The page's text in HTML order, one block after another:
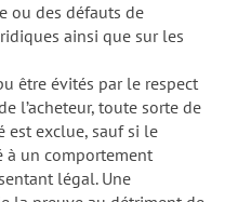
ou des défauts de
ainsi que sur les
être évités par le respect
l’acheteur, toute sorte de
est exclue, sauf si le
à un comportement
légal. Une